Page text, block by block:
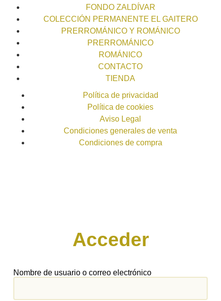
FONDO ZALDÍVAR
COLECCIÓN PERMANENTE EL GAITERO
PRERROMÁNICO Y ROMÁNICO
PRERROMÁNICO
ROMÁNICO
CONTACTO
TIENDA
Política de privacidad
Política de cookies
Aviso Legal
Condiciones generales de venta
Condiciones de compra
Acceder
Nombre de usuario o correo electrónico